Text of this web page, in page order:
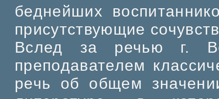
беднейших
присутствующие
Вслед за речью г.
преподавателем
речь об общем